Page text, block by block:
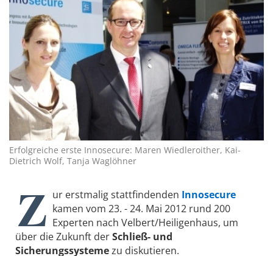
Erfolgreiche erste Innosecure: Maren Wiedleroither, Kai-
Dietrich Wolf, Tanja Waglöhner
Z ur erstmalig stattfindenden Innosecure
kamen vom 23. - 24. Mai 2012 rund 200
Experten nach Velbert/Heiligenhaus, um
über die Zukunft derSchließ- und
Sicherungssystemezu diskutieren.